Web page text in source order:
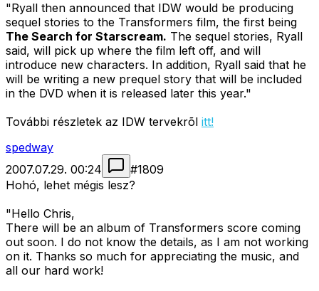
"Ryall then announced that IDW would be producing
sequel stories to the Transformers film, the first being
The Search for Starscream. The sequel stories, Ryall
said, will pick up where the film left off, and will
introduce new characters. In addition, Ryall said that he
will be writing a new prequel story that will be included
in the DVD when it is released later this year."
További részletek az IDW tervekrõl itt!
spedway
2007.07.29. 00:24
#1809
Hohó, lehet mégis lesz?
"Hello Chris,
There will be an album of Transformers score coming
out soon. I do not know the details, as I am not working
on it. Thanks so much for appreciating the music, and
all our hard work!